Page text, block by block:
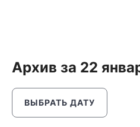
Архив за 22
ВЫБРАТЬ ДАТУ